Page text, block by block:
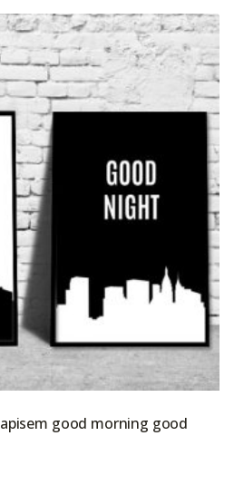
good morning good